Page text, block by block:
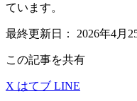
ています。
最終更新日： 2026年4月
この記事を共有
X はてブ LINE